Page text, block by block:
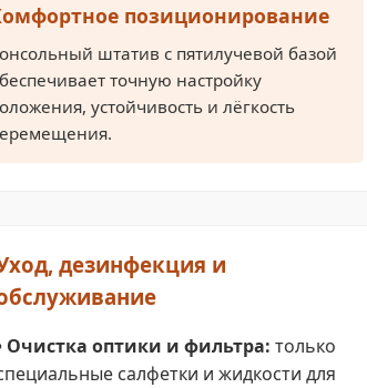
позиционирование
штатив с пятилучевой базой
точную настройку
устойчивость и лёгкость
дезинфекция и
Очистка оптики и фильтра: только
салфетки и жидкости для